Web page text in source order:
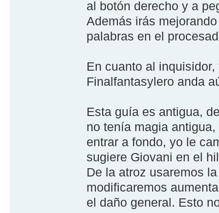
al botón derecho y a
Además irás
palabras en el
En cuanto al
Finalfantasylero anda
Esta guía es antigua,
no tenía magia
entrar a fondo, yo le
sugiere Giovani en el
De la atroz usaremos
modificaremos
el daño general. Esto